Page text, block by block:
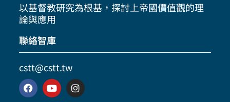
以基督教研究為根基，探討上帝國價值觀的理
論與應用
聯絡智庫
cstt@cstt.tw